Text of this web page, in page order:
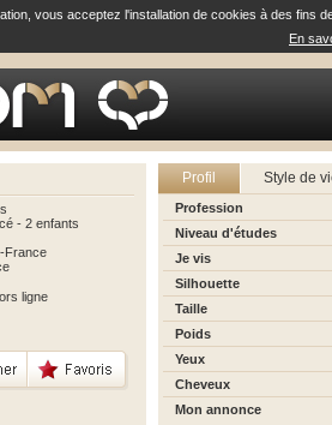
vous acceptez l'installation de cookies à des
En
- 2 enfants
France
ligne
Profil Style de
Profession
Niveau d'études
Je vis
Silhouette
Taille
Poids
Yeux
Cheveux
Mon annonce